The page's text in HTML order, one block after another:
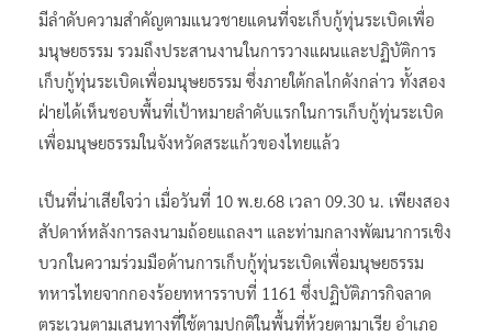
มีลำดับความสำคัญตามแนวชายแดนที่จะเก็บกู้ทุ่นระเบิดเพื่อ
มนุษยธรรม รวมถึงประสานงานในการวางแผนและปฏิบัติการ
เก็บกู้ทุ่นระเบิดเพื่อมนุษยธรรม ซึ่งภายใต้กลไกดังกล่าว ทั้งสอง
ฝ่ายได้เห็นชอบพื้นที่เป้าหมายลำดับแรกในการเก็บกู้ทุ่นระเบิด
เพื่อมนุษยธรรมในจังหวัดสระแก้วของไทยแล้ว
เป็นที่น่าเสียใจว่า เมื่อวันที่ 10 พ.ย.68 เวลา 09.30 น. เพียงสอง
สัปดาห์หลังการลงนามถ้อยแถลงฯ และท่ามกลางพัฒนาการเชิง
บวกในความร่วมมือด้านการเก็บกู้ทุ่นระเบิดเพื่อมนุษยธรรม
ทหารไทยจากกองร้อยทหารราบที่ 1161 ซึ่งปฏิบัติภารกิจลาด
ตระเวนตามเสนทางที่ใช้ตามปกติในพื้นที่ห้วยตามาเรีย อำเภอ